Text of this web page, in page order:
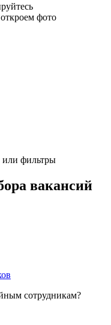
фото
или фильтры
вакансий
сотрудникам?